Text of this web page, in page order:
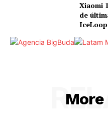
Xiaomi
de
IceLoop